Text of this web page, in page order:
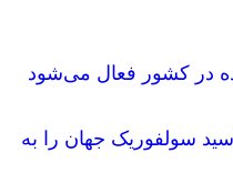
در کشور فعال می‌شود
سولفوریک جهان را به